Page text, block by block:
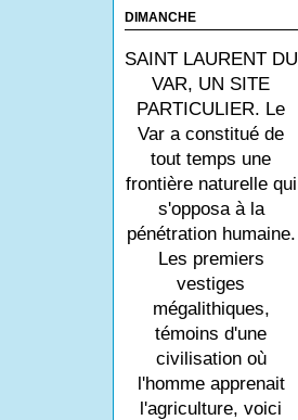
DIMANCHE
SAINT LAURENT DU
VAR, UN SITE
PARTICULIER. Le
Var a constitué de
tout temps une
frontière naturelle qui
s'opposa à la
pénétration humaine.
Les premiers
vestiges
mégalithiques,
témoins d'une
civilisation où
l'homme apprenait
l'agriculture, voici